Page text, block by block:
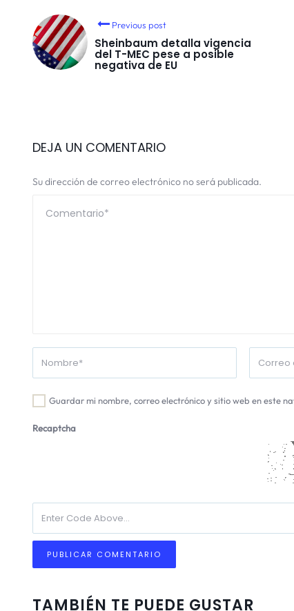
Previous post
Sheinbaum detalla vigencia
del T-MEC pese a posible
negativa de EU
DEJA UN COMENTARIO
Su dirección de correo electrónico no será publicada.
Guardar mi nombre, correo electrónico y sitio web en este
Recaptcha
TAMBIÉN TE PUEDE GUSTAR